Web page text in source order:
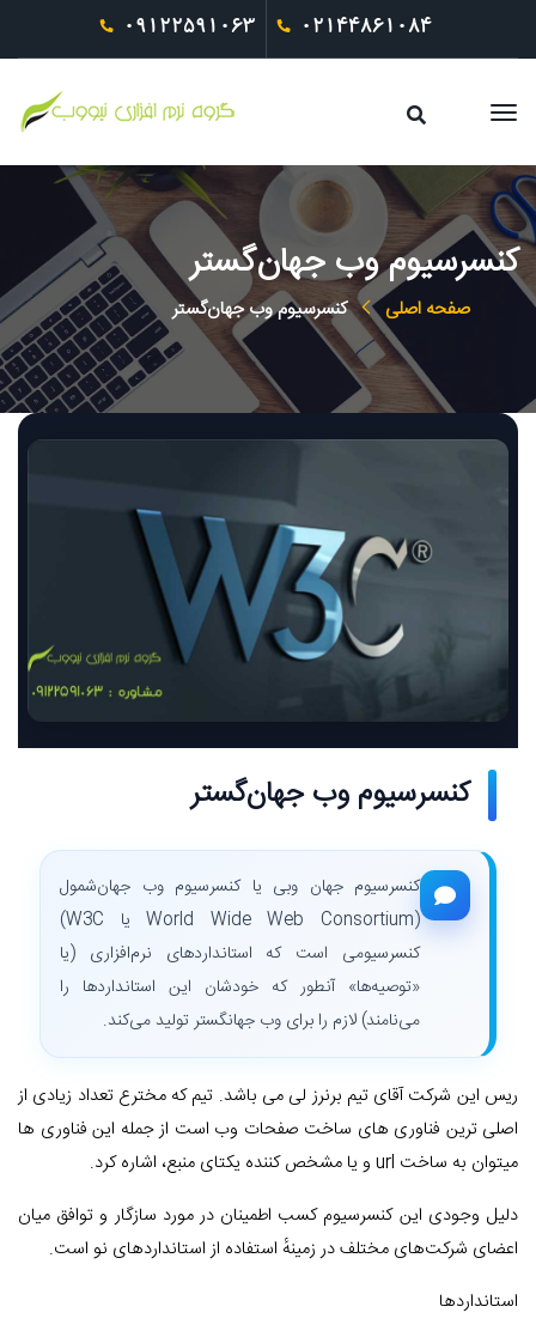
09122591063 02144861084
کنسرسیوم وب جهان‌گستر
صفحه اصلی کنسرسیوم وب جهان‌گستر
کنسرسیوم وب جهان‌گستر
کنسرسیوم جهان وبی یا کنسرسیوم وب جهان‌شمول
(World Wide Web Consortium یا W3C)
کنسرسیومی است که استانداردهای نرم‌افزاری (یا
«توصیه‌ها» آنطور که خودشان این استانداردها را
می‌نامند) لازم را برای وب جهانگستر تولید می‌کند.
ریس این شرکت آقای تیم برنرز لی می باشد. تیم که مخترع تعداد زیادی از
اصلی ترین فناوری های ساخت صفحات وب است از جمله این فناوری ها
میتوان به ساخت url و یا مشخص کننده یکتای منبع، اشاره کرد.
دلیل وجودی این کنسرسیوم کسب اطمینان در مورد سازگار و توافق میان
اعضای شرکت‌های مختلف در زمینهٔ استفاده از استانداردهای نو است.
استانداردها